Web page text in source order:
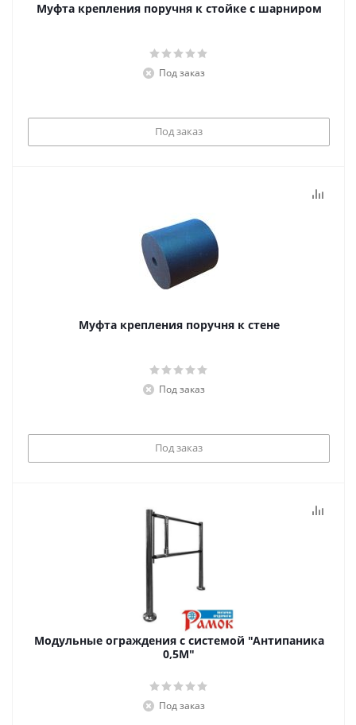
Муфта крепления поручня к стойке с шарниром
Под заказ
Под заказ
Муфта крепления поручня к стене
Под заказ
Под заказ
Модульные ограждения с системой "Антипаника
0,5М"
Под заказ